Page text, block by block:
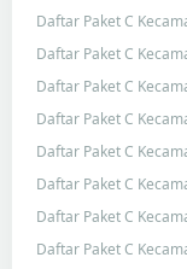
Daftar Paket C
Daftar Paket C
Daftar Paket C
Daftar Paket C
Daftar Paket C
Daftar Paket C
Daftar Paket C
Daftar Paket C